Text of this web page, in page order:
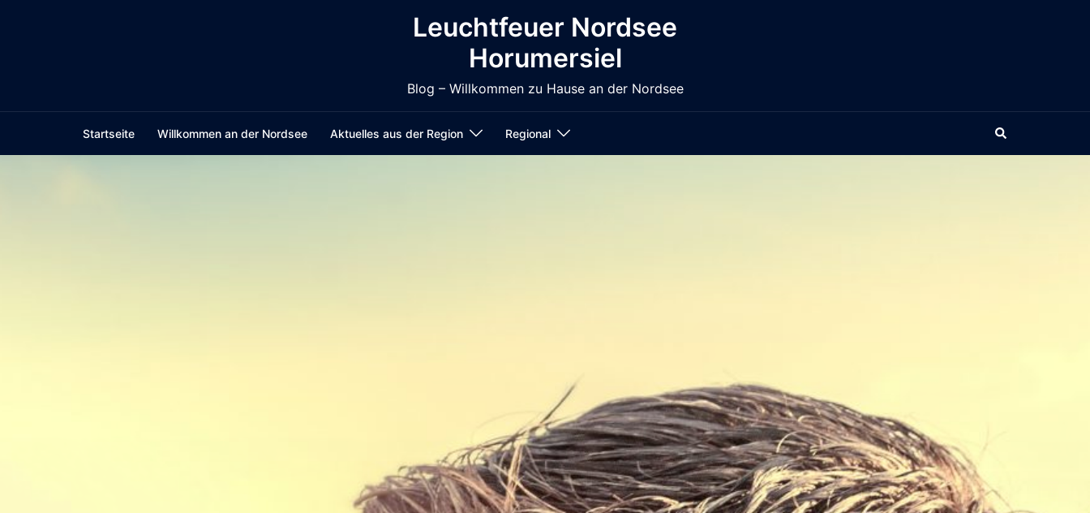
Leuchtfeuer Nordsee
Horumersiel
Blog – Willkommen zu Hause an der Nordsee
Startseite Willkommen an der Nordsee Aktuelles aus der Region Regional Search